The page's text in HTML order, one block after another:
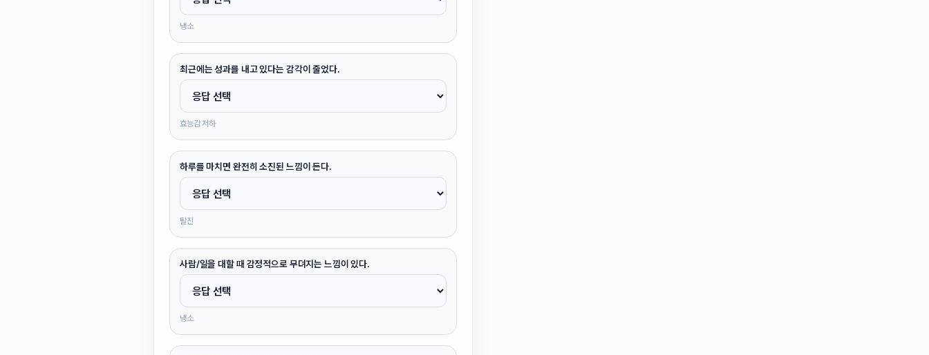
냉소
최근에는 성과를 내고 있다는 감각이 줄었다.
효능감 저하
하루를 마치면 완전히 소진된 느낌이 든다.
탈진
사람/일을 대할 때 감정적으로 무뎌지는 느낌이 있다.
냉소